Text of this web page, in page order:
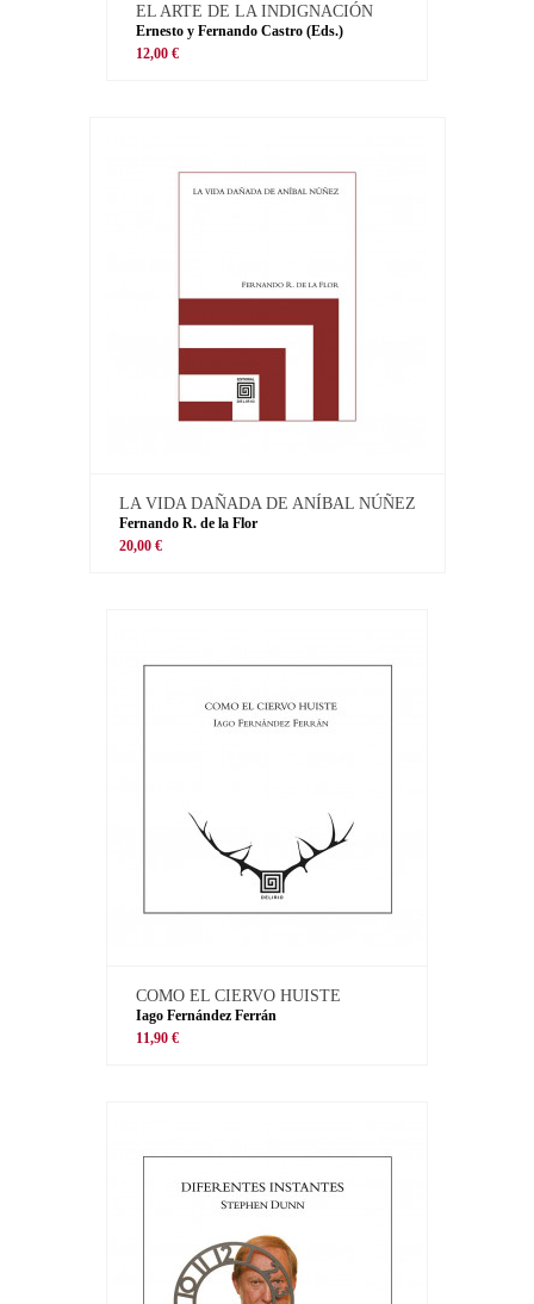
EL ARTE DE LA INDIGNACIÓN
Ernesto y Fernando Castro (Eds.)
12,00 €
LA VIDA DAÑADA DE ANÍBAL NÚÑEZ
Fernando R. de la Flor
20,00 €
COMO EL CIERVO HUISTE
Iago Fernández Ferrán
11,90 €